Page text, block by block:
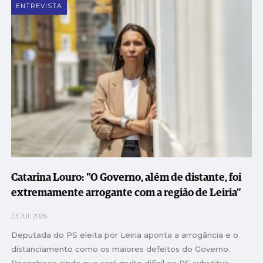
ENTREVISTA
Catarina Louro: "O Governo, além de distante, foi
extremamente arrogante com a região de Leiria”
23 JUL 2026
Deputada do PS eleita por Leiria aponta a arrogância e o
distanciamento como os maiores defeitos do Governo.